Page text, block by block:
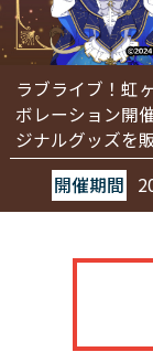
ラブライブ！虹
ボレーション開
ジナルグッズを
開催期間